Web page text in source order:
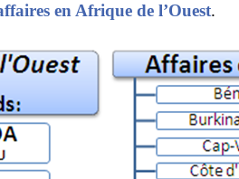
en Afrique de l’Ouest.